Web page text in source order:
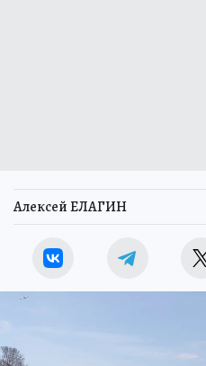
Алексей ЕЛАГИН